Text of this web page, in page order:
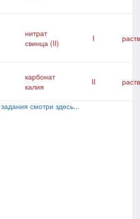
нитрат
свинца (II)
I
карбонат
калия
II
смотри здесь...